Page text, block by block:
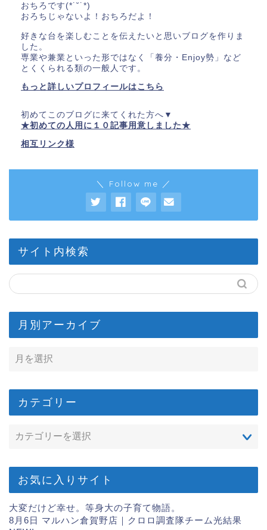
おちろです(*˙˘˙*)
おろちじゃないよ！おちろだよ！
好きな台を楽しむことを伝えたいと思いブログを作りま
した。
専業や兼業といった形ではなく「養分・Enjoy勢」など
とくくられる類の一般人です。
もっと詳しいプロフィールはこちら
初めてこのブログに来てくれた方へ▼
★初めての人用に１０記事用意しました★
相互リンク様
＼ Follow me ／
サイト内検索
月別アーカイブ
カテゴリー
お気に入りサイト
大変だけど幸せ。等身大の子育て物語。
8月6日 マルハン倉賀野店｜クロロ調査隊チーム光結果